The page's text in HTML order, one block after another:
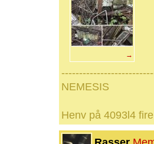
→
NEMESIS
Henv på 4093l4